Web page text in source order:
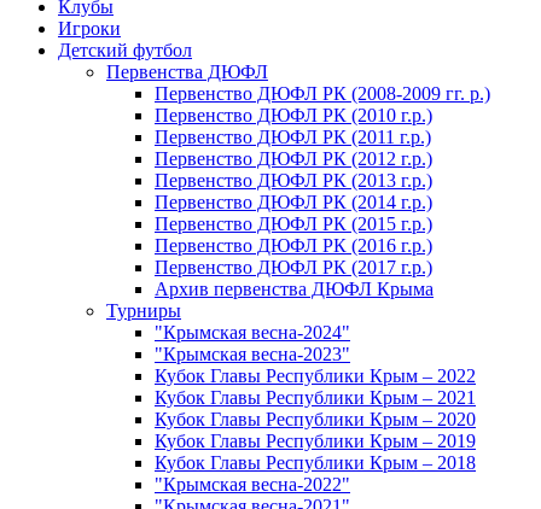
Клубы
Игроки
Детский футбол
Первенства ДЮФЛ
Первенство ДЮФЛ РК (2008-2009 гг. р.)
Первенство ДЮФЛ РК (2010 г.р.)
Первенство ДЮФЛ РК (2011 г.р.)
Первенство ДЮФЛ РК (2012 г.р.)
Первенство ДЮФЛ РК (2013 г.р.)
Первенство ДЮФЛ РК (2014 г.р.)
Первенство ДЮФЛ РК (2015 г.р.)
Первенство ДЮФЛ РК (2016 г.р.)
Первенство ДЮФЛ РК (2017 г.р.)
Архив первенства ДЮФЛ Крыма
Турниры
"Крымская весна-2024"
"Крымская весна-2023"
Кубок Главы Республики Крым – 2022
Кубок Главы Республики Крым – 2021
Кубок Главы Республики Крым – 2020
Кубок Главы Республики Крым – 2019
Кубок Главы Республики Крым – 2018
"Крымская весна-2022"